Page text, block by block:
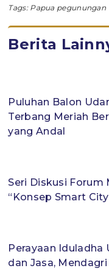
Tags: Papua pegunungan
Berita
Puluhan Balon
Terbang Meriah
yang Andal
Seri Diskusi Forum
“Konsep Smart
Perayaan Iduladha
dan Jasa,